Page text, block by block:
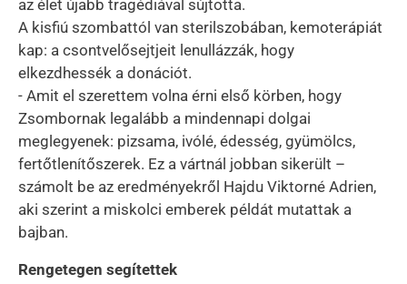
az élet újabb tragédiával sújtotta.
A kisfiú szombattól van sterilszobában, kemoterápiát
kap: a csontvelősejtjeit lenullázzák, hogy
elkezdhessék a donációt.
- Amit el szerettem volna érni első körben, hogy
Zsombornak legalább a mindennapi dolgai
meglegyenek: pizsama, ivólé, édesség, gyümölcs,
fertőtlenítőszerek. Ez a vártnál jobban sikerült –
számolt be az eredményekről Hajdu Viktorné Adrien,
aki szerint a miskolci emberek példát mutattak a
bajban.
Rengetegen segítettek